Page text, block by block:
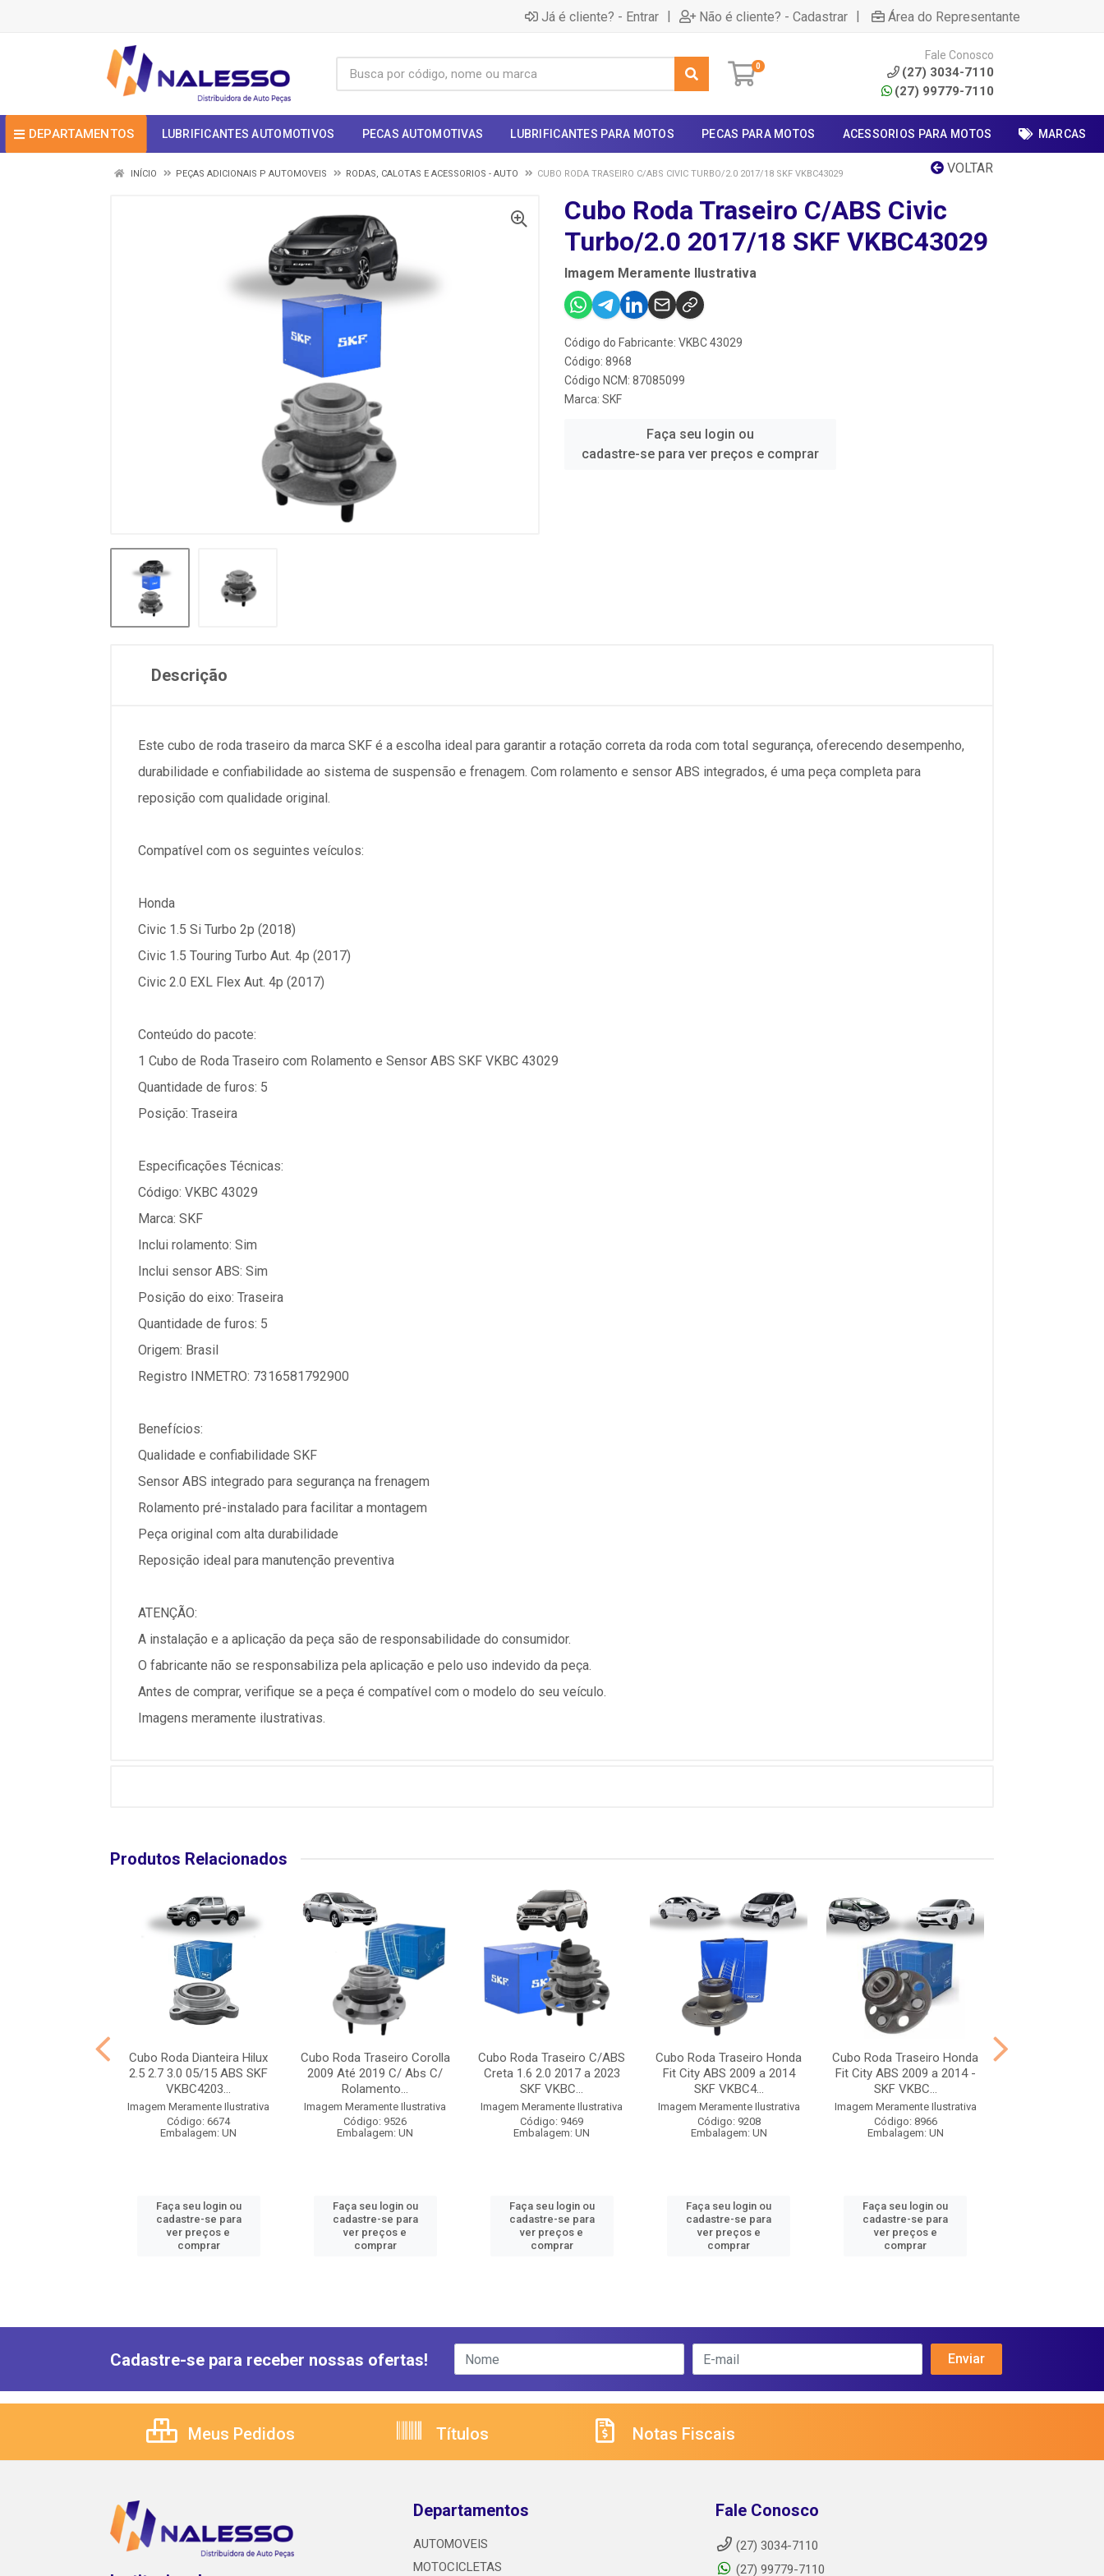
Já é cliente? - Entrar | Não é cliente? - Cadastrar | Área do Representante
0
Fale Conosco
(27) 3034-7110
(27) 99779-7110
DEPARTAMENTOS LUBRIFICANTES AUTOMOTIVOS PECAS AUTOMOTIVAS LUBRIFICANTES PARA MOTOS PECAS PARA MOTOS ACESSORIOS PARA MOTOS MARCAS
VOLTAR
INÍCIO PEÇAS ADICIONAIS P AUTOMOVEIS RODAS, CALOTAS E ACESSORIOS - AUTO CUBO RODA TRASEIRO C/ABS CIVIC TURBO/2.0 2017/18 SKF VKBC43029
Cubo Roda Traseiro C/ABS Civic
Turbo/2.0 2017/18 SKF VKBC43029
Imagem Meramente Ilustrativa
Código do Fabricante: VKBC 43029
Código: 8968
Código NCM: 87085099
Marca: SKF
Faça seu login ou
cadastre-se para ver preços e comprar
Descrição
Este cubo de roda traseiro da marca SKF é a escolha ideal para garantir a rotação correta da roda com total segurança, oferecendo desempenho,
durabilidade e confiabilidade ao sistema de suspensão e frenagem. Com rolamento e sensor ABS integrados, é uma peça completa para
reposição com qualidade original.
Compatível com os seguintes veículos:
Honda
Civic 1.5 Si Turbo 2p (2018)
Civic 1.5 Touring Turbo Aut. 4p (2017)
Civic 2.0 EXL Flex Aut. 4p (2017)
Conteúdo do pacote:
1 Cubo de Roda Traseiro com Rolamento e Sensor ABS SKF VKBC 43029
Quantidade de furos: 5
Posição: Traseira
Especificações Técnicas:
Código: VKBC 43029
Marca: SKF
Inclui rolamento: Sim
Inclui sensor ABS: Sim
Posição do eixo: Traseira
Quantidade de furos: 5
Origem: Brasil
Registro INMETRO: 7316581792900
Benefícios:
Qualidade e confiabilidade SKF
Sensor ABS integrado para segurança na frenagem
Rolamento pré-instalado para facilitar a montagem
Peça original com alta durabilidade
Reposição ideal para manutenção preventiva
ATENÇÃO:
A instalação e a aplicação da peça são de responsabilidade do consumidor.
O fabricante não se responsabiliza pela aplicação e pelo uso indevido da peça.
Antes de comprar, verifique se a peça é compatível com o modelo do seu veículo.
Imagens meramente ilustrativas.
Produtos Relacionados
Cubo Roda Dianteira Hilux
2.5 2.7 3.0 05/15 ABS SKF
VKBC4203...
Imagem Meramente Ilustrativa
Código: 6674
Embalagem: UN
Faça seu login ou
cadastre-se para
ver preços e
comprar
Cubo Roda Traseiro Corolla
2009 Até 2019 C/ Abs C/
Rolamento...
Imagem Meramente Ilustrativa
Código: 9526
Embalagem: UN
Faça seu login ou
cadastre-se para
ver preços e
comprar
Cubo Roda Traseiro C/ABS
Creta 1.6 2.0 2017 a 2023
SKF VKBC...
Imagem Meramente Ilustrativa
Código: 9469
Embalagem: UN
Faça seu login ou
cadastre-se para
ver preços e
comprar
Cubo Roda Traseiro Honda
Fit City ABS 2009 a 2014
SKF VKBC4...
Imagem Meramente Ilustrativa
Código: 9208
Embalagem: UN
Faça seu login ou
cadastre-se para
ver preços e
comprar
Cubo Roda Traseiro Honda
Fit City ABS 2009 a 2014 -
SKF VKBC...
Imagem Meramente Ilustrativa
Código: 8966
Embalagem: UN
Faça seu login ou
cadastre-se para
ver preços e
comprar
Cadastre-se para receber nossas ofertas!
Meus Pedidos Títulos Notas Fiscais
Departamentos
AUTOMOVEIS
MOTOCICLETAS
Fale Conosco
(27) 3034-7110
(27) 99779-7110